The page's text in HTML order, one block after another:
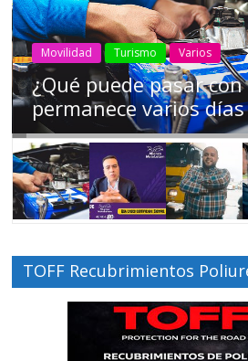
AEADE Industria Motociclismo
Campaña busca
los motociclistas en
TOFF Recubrimientos